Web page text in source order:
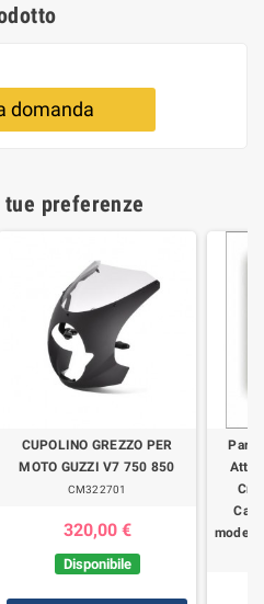
domanda
preferenze
CUPOLINO GREZZO PER
MOTO GUZZI V7 750 850
CM322701
320,00 €
Disponibile
modelli